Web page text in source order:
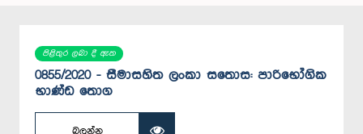
පිළිතුර ලබා දී ඇත
0855/2020 - සීමාසහිත ලංකා සතොස: පාරිභෝගික
භාණ්ඩ තොග
බලන්න